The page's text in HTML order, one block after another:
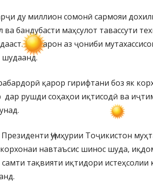
ду миллион сомонӣ сармояи
ва бандубасти маҳсулот тавассути
Коргарон аз ҷониби
қарор гирифтани боз як
рушди соҳаҳои иқтисодӣ ва
Ҷумҳурии Тоҷикистон
навтаъсис шинос шуда,
тақвияти иқтидори